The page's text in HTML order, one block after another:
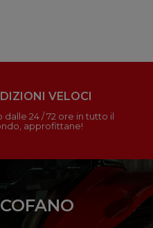
VELOCI
dalle 24 / 72 ore in tutto il
approfittane!